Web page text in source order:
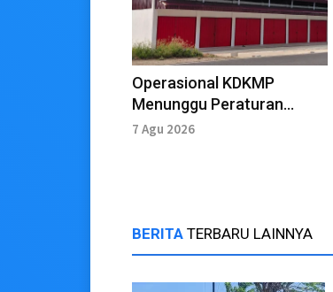
Operasional KDKMP
Menunggu Peraturan
Presiden
7 Agu 2026
BERITA TERBARU LAINNYA